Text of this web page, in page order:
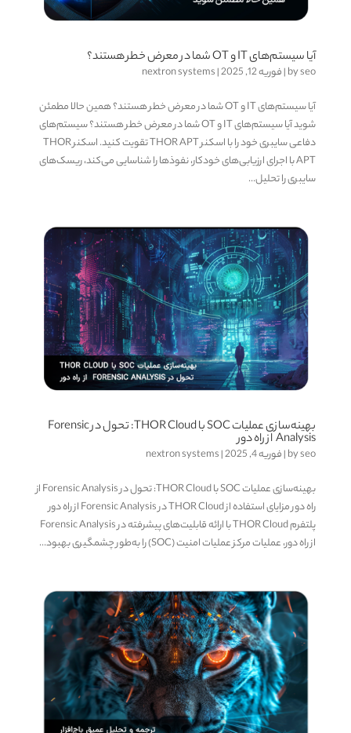
آیا سیستم‌های IT و OT شما در معرض خطر هستند؟
byseo
|فوریه 12, 2025 |
nextron systems
آیا سیستم‌های IT و OT شما در معرض خطر هستند؟ همین حالا مطمئن
شوید آیا سیستم‌های IT و OT شما در معرض خطر هستند؟ سیستم‌های
دفاعی سایبری خود را با اسکنر THOR APT تقویت کنید. اسکنر THOR
APT با اجرای ارزیابی‌های خودکار، نفوذها را شناسایی می‌کند، ریسک‌های
سایبری را تحلیل...
بهینه‌سازی عملیات SOC با THOR Cloud: تحول در Forensic
Analysis از راه دور
byseo
|فوریه 4, 2025 |
nextron systems
بهینه‌سازی عملیات SOC با THOR Cloud: تحول در Forensic Analysis از
راه دور مزایای استفاده از THOR Cloud در Forensic Analysis از راه دور
پلتفرم THOR Cloud با ارائه قابلیت‌های پیشرفته در Forensic Analysis
از راه دور، عملیات مرکز عملیات امنیت (SOC) را به‌طور چشمگیری بهبود...